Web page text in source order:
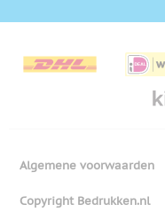
Algemene voorwaarden
Copyright Bedrukken.nl